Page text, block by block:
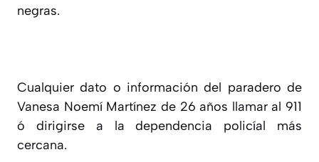
negras.
Cualquier dato o información del paradero de
Vanesa Noemí Martínez de 26 años llamar al 911
ó dirigirse a la dependencia policíal más
cercana.